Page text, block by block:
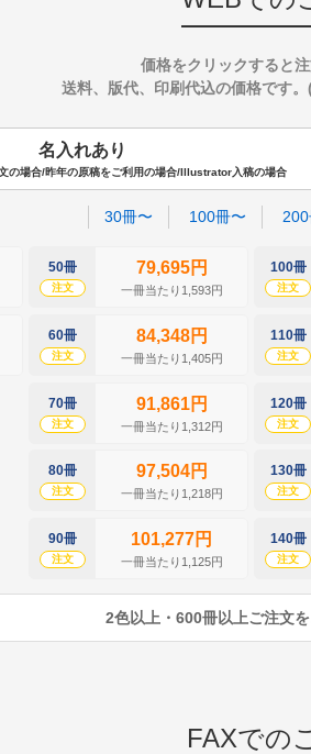
価格をクリックすると
送料、版代、印刷代込の価格です
名入れあり
の場合/昨年の原稿をご利用の場合/Illustrator入稿の場合
30冊〜 100冊〜
50冊
注文
79,695円
一冊当たり1,593円
60冊
注文
84,348円
一冊当たり1,405円
70冊
注文
91,861円
一冊当たり1,312円
80冊
注文
97,504円
一冊当たり1,218円
90冊
注文
101,277円
一冊当たり1,125円
100冊
注文
110冊
注文
120冊
注文
130冊
注文
140冊
注文
2色以上・600冊以上ご注文
FAXでの